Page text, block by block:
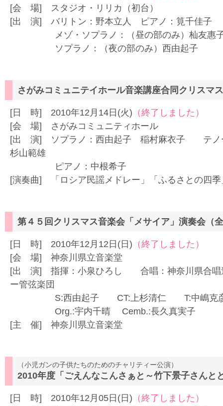
[会 場] スタジオ・リリカ（初台）
[出 演] バリトン：野本立人 ピアノ：筧千佳子
メゾ・ソプラノ：（昼の部のみ）杣友惠
ソプラノ：（夜の部のみ）西由起子
さがみコミュニテイホール音楽講座合同クリスマ
[日 時] 2010年12月14日(火) （終了しました）
[会 場] さがみコミュニティホール
[出 演] ソプラノ：西由起子 稲村麻衣子 テノ
杉山範雄
ピアノ：中根希子
[演奏曲] 「ロシア民謡メドレー」「ふるさとの四
第４５回クリスマス音楽会「メサイア」演奏会（
[日 時] 2010年12月12日(日) （終了しました）
[会 場] 神奈川県立音楽堂
[出 演] 指揮：小泉ひろし 合唱：神奈川県合
ー管弦楽団
S:西由起子 CT:上杉清仁 T:中嶋克
Org.:宇内千晴 Cemb.:長久真実子
[主 催] 神奈川県立音楽堂
（小児ガンの子供たちのためのチャリティー公演）
2010年度「ごえんなこんさぁと～竹下景子さんと
[日 時] 2010年12月05日(日) （終了しました）